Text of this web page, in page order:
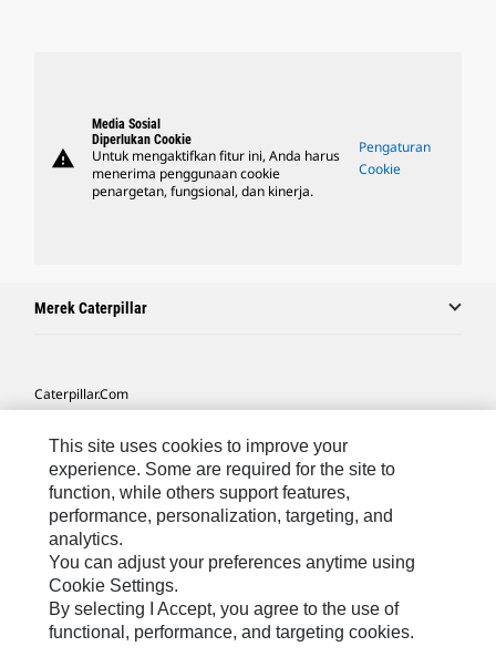
warning
Media Sosial
Diperlukan Cookie
Untuk mengaktifkan fitur ini, Anda harus
menerima penggunaan cookie
penargetan, fungsional, dan kinerja.
Pengaturan
Cookie
Merek Caterpillar
Caterpillar.com
Preferensi Pemasaran Saya
Peta Situs
Cookie Settings
Hukum
Privasi
This site uses cookies to improve your
experience. Some are required for the site to
function, while others support features,
performance, personalization, targeting, and
analytics.
You can adjust your preferences anytime using
Cookie Settings.
By selecting I Accept, you agree to the use of
functional, performance, and targeting cookies.